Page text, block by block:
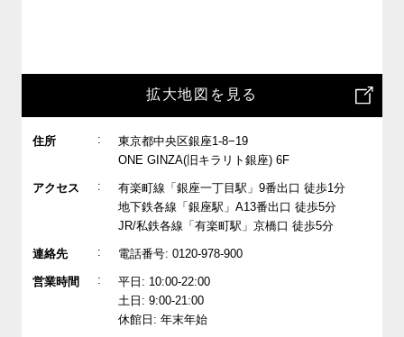
拡大地図を見る
住所 :
東京都中央区銀座1-8−19
ONE GINZA(旧キラリト銀座) 6F
アクセス :
有楽町線「銀座一丁目駅」9番出口 徒歩1分
地下鉄各線「銀座駅」A13番出口 徒歩5分
JR/私鉄各線「有楽町駅」京橋口 徒歩5分
連絡先 : 電話番号: 0120-978-900
営業時間 :
平日: 10:00-22:00
土日: 9:00-21:00
休館日: 年末年始